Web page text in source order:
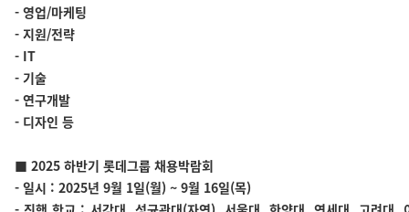
- 영업/마케팅
- 지원/전략
- IT
- 기술
- 연구개발
- 디자인 등
■ 2025 하반기 롯데그룹 채용박람회
- 일시 : 2025년 9월 1일(월) ~ 9월 16일(목)